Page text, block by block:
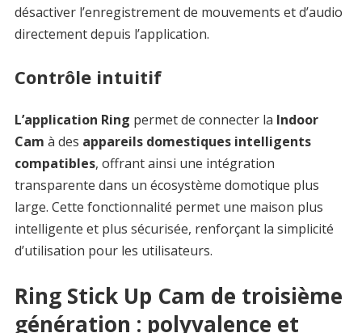
désactiver l’enregistrement de mouvements et d’audio
directement depuis l’application.
Contrôle intuitif
L’application Ring permet de connecter la Indoor
Cam à des appareils domestiques intelligents
compatibles, offrant ainsi une intégration
transparente dans un écosystème domotique plus
large. Cette fonctionnalité permet une maison plus
intelligente et plus sécurisée, renforçant la simplicité
d’utilisation pour les utilisateurs.
Ring Stick Up Cam de troisième
génération : polyvalence et